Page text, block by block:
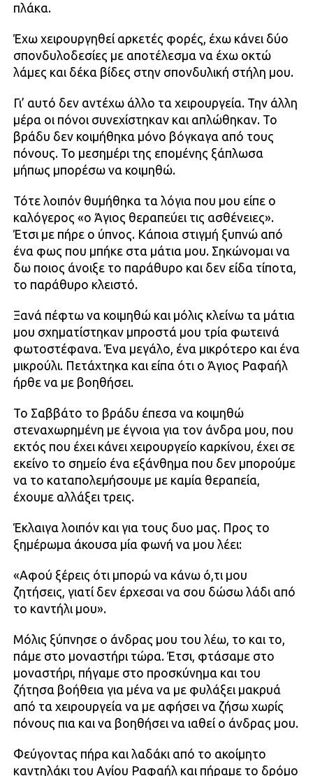
πλάκα.
Έχω χειρουργηθεί αρκετές φορές, έχω κάνει δύο
σπονδυλοδεσίες με αποτέλεσμα να έχω οκτώ
λάμες και δέκα βίδες στην σπονδυλική στήλη μου.
Γι’ αυτό δεν αντέχω άλλο τα χειρουργεία. Την άλλη
μέρα οι πόνοι συνεχίστηκαν και απλώθηκαν. Το
βράδυ δεν κοιμήθηκα μόνο βόγκαγα από τους
πόνους. Το μεσημέρι της επομένης ξάπλωσα
μήπως μπορέσω να κοιμηθώ.
Τότε λοιπόν θυμήθηκα τα λόγια που μου είπε ο
καλόγερος «ο Άγιος θεραπεύει τις ασθένειες».
Έτσι με πήρε ο ύπνος. Κάποια στιγμή ξυπνώ από
ένα φως που μπήκε στα μάτια μου. Σηκώνομαι να
δω ποιος άνοιξε το παράθυρο και δεν είδα τίποτα,
το παράθυρο κλειστό.
Ξανά πέφτω να κοιμηθώ και μόλις κλείνω τα μάτια
μου σχηματίστηκαν μπροστά μου τρία φωτεινά
φωτοστέφανα. Ένα μεγάλο, ένα μικρότερο και ένα
μικρούλι. Πετάχτηκα και είπα ότι ο Άγιος Ραφαήλ
ήρθε να με βοηθήσει.
Το Σαββάτο το βράδυ έπεσα να κοιμηθώ
στεναχωρημένη με έγνοια για τον άνδρα μου, που
εκτός που έχει κάνει χειρουργείο καρκίνου, έχει σε
εκείνο το σημείο ένα εξάνθημα που δεν μπορούμε
να το καταπολεμήσουμε με καμία θεραπεία,
έχουμε αλλάξει τρεις.
Έκλαιγα λοιπόν και για τους δυο μας. Προς το
ξημέρωμα άκουσα μία φωνή να μου λέει:
«Αφού ξέρεις ότι μπορώ να κάνω ό,τι μου
ζητήσεις, γιατί δεν έρχεσαι να σου δώσω λάδι από
το καντήλι μου».
Μόλις ξύπνησε ο άνδρας μου του λέω, το και το,
πάμε στο μοναστήρι τώρα. Έτσι, φτάσαμε στο
μοναστήρι, πήγαμε στο προσκύνημα και του
ζήτησα βοήθεια για μένα να με φυλάξει μακρυά
από τα χειρουργεία να με αφήσει να ζήσω χωρίς
πόνους πια και να βοηθήσει να ιαθεί ο άνδρας μου.
Φεύγοντας πήρα και λαδάκι από το ακοίμητο
καντηλάκι του Αγίου Ραφαήλ και πήραμε το δρόμο